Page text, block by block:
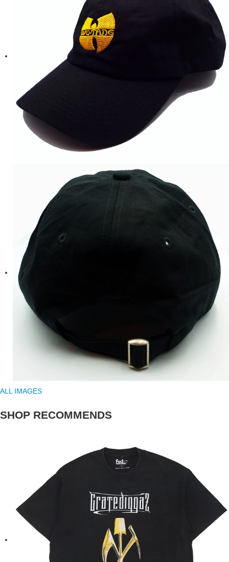
ALL IMAGES
SHOP RECOMMENDS